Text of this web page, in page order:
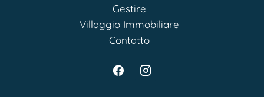
Gestire
Villaggio Immobiliare
Contatto